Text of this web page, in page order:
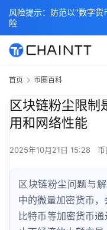
首页 币圈百科
区块链粉尘限制
用和网络性能
2025年10月21日 15:28
区块链粉尘问题与
中的微量加密货币，
比特币等加密货币
风险提示：防范以"数字
险